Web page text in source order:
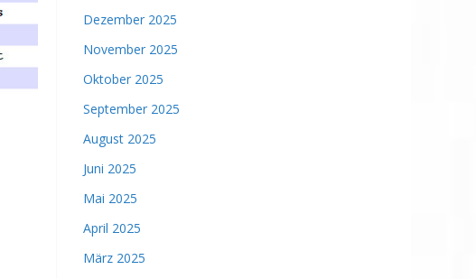
Dezember 2025
November 2025
Oktober 2025
September 2025
August 2025
Juni 2025
Mai 2025
April 2025
März 2025